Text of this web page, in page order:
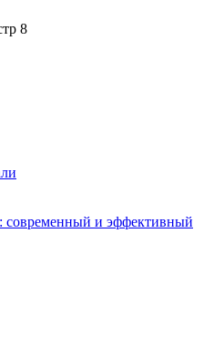
8
современный и эффективный